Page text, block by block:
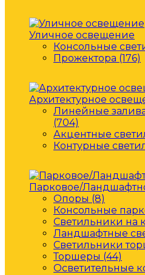
Уличное освещение
Консольные
Прожектора (176)
Архитектурное
Линейные
(704)
Акцентные
Контурные
Парковое/
Опоры (8)
Консольные
Светильники на
Ландшафтные
Светильники
Торшеры (44)
Осветительные